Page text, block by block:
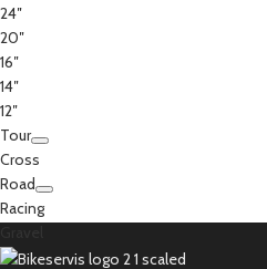
24″
20″
16″
14″
12″
Tour
Cross
Road
Racing